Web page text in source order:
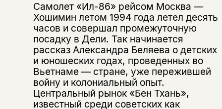
Самолет «Ил-86» рейсом Москва —
Хошимин летом 1994 года летел десять
часов и совершал промежуточную
посадку в Дели. Так начинается
рассказ Александра Беляева о детских
и юношеских годах, проведенных во
Вьетнаме — стране, уже пережившей
войну и колониальный опыт.
Центральный рынок «Бен Тхань»,
известный среди советских как